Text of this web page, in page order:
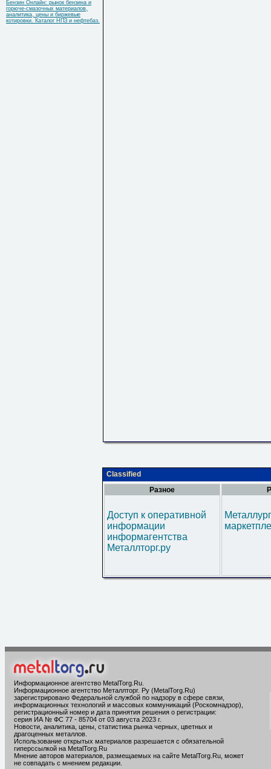
Бензин Онлайн: рынок бензина и
горюче-смазочных материалов,
аналитика, цены и биржевые
котировки. Каталог НПЗ и нефтебаз.
Classified
Разное
Доступ к оперативной
информации
информагентства
Металлторг.ру
Информационное агентство MetalTorg.Ru
Информационное агентство Металлторг. Ру (MetalTorg.Ru)
зарегистрировано Федеральной службой по надзору в сфере связи,
информационных технологий и массовых коммуникаций (Роскомнадзор),
регистрационный номер и дата принятия решения о регистрации:
серия ИА № ФС 77 - 85704 от 03 августа 2023 г.
Новости, аналитика, цены, статистика рынка черных, цветных и
драгоценных металлов.
Использование открытых материалов разрешается с обязательной
гиперссылкой на MetalTorg.Ru
Мнение авторов материалов, размещаемых на сайте MetalTorg.Ru, может
не совпадать с мнением редакции.